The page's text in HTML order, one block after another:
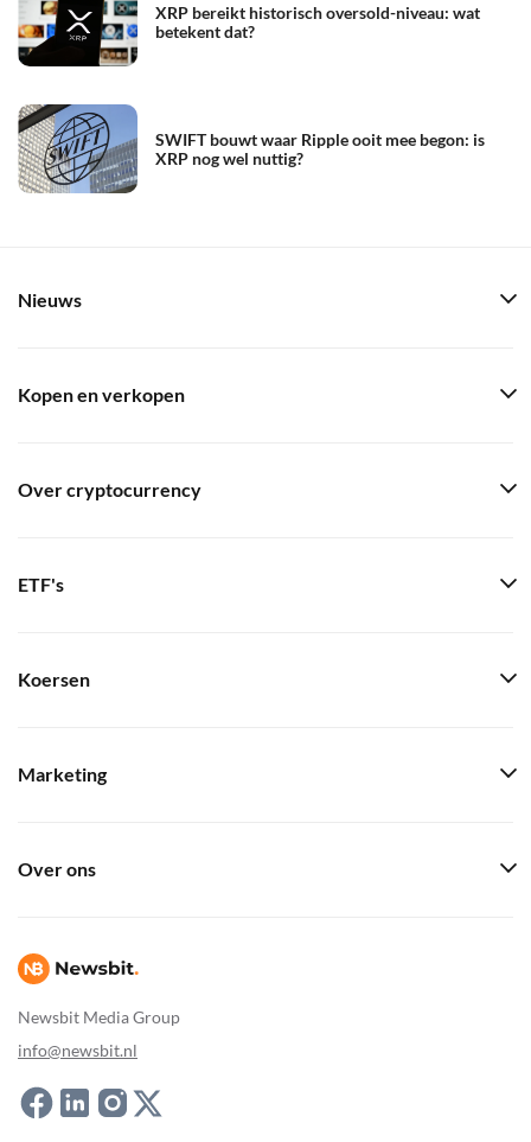
XRP bereikt historisch oversold-niveau: wat
betekent dat?
SWIFT bouwt waar Ripple ooit mee begon: is
XRP nog wel nuttig?
Newsbit Media Group
info@newsbit.nl
Nieuws
Kopen en verkopen
Over cryptocurrency
ETF's
Koersen
Marketing
Over ons